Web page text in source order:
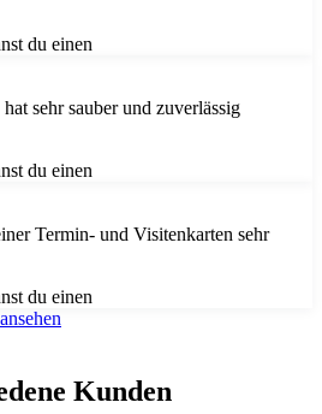
du einen
sehr sauber und zuverlässig
du einen
Termin- und Visitenkarten sehr
du einen
Kunden